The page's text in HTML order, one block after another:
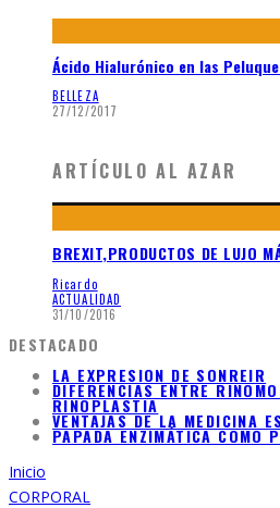
Ácido Hialurónico en las
BELLEZA
27/12/2017
ARTÍCULO AL AZAR
BREXIT,PRODUCTOS DE LUJO
Ricardo
ACTUALIDAD
31/10/2016
DESTACADO
LA EXPRESION DE SONREIR
DIFERENCIAS ENTRE
RINOPLASTIA
VENTAJAS DE LA MEDICINA
PAPADA ENZIMÁTICA COMO
Inicio
CORPORAL